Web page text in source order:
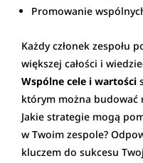
Promowanie
Każdy członek zespołu
większej całości i
Wspólne cele i wartości
którym można budować
Jakie strategie mogą
w Twoim zespole?
kluczem do sukcesu